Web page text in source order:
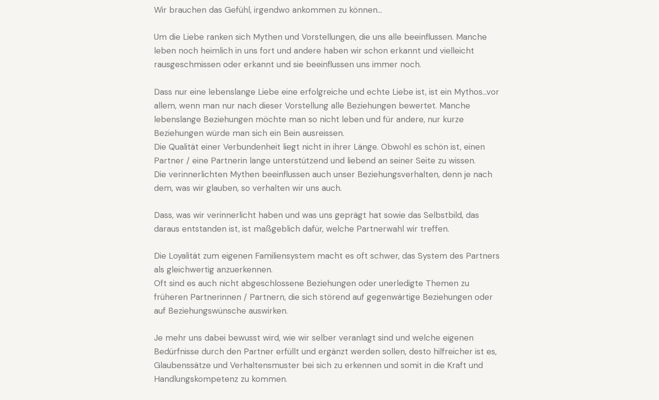
Wir brauchen das Gefühl, irgendwo ankommen zu können…
Um die Liebe ranken sich Mythen und Vorstellungen, die uns alle beeinflussen. Manche
leben noch heimlich in uns fort und andere haben wir schon erkannt und vielleicht
rausgeschmissen oder erkannt und sie beeinflussen uns immer noch.
Dass nur eine lebenslange Liebe eine erfolgreiche und echte Liebe ist, ist ein Mythos…vor
allem, wenn man nur nach dieser Vorstellung alle Beziehungen bewertet. Manche
lebenslange Beziehungen möchte man so nicht leben und für andere, nur kurze
Beziehungen würde man sich ein Bein ausreissen.
Die Qualität einer Verbundenheit liegt nicht in ihrer Länge. Obwohl es schön ist, einen
Partner / eine Partnerin lange unterstützend und liebend an seiner Seite zu wissen.
Die verinnerlichten Mythen beeinflussen auch unser Beziehungsverhalten, denn je nach
dem, was wir glauben, so verhalten wir uns auch.
Dass, was wir verinnerlicht haben und was uns geprägt hat sowie das Selbstbild, das
daraus entstanden ist, ist maßgeblich dafür, welche Partnerwahl wir treffen.
Die Loyalität zum eigenen Familiensystem macht es oft schwer, das System des Partners
als gleichwertig anzuerkennen.
Oft sind es auch nicht abgeschlossene Beziehungen oder unerledigte Themen zu
früheren Partnerinnen / Partnern, die sich störend auf gegenwärtige Beziehungen oder
auf Beziehungswünsche auswirken.
Je mehr uns dabei bewusst wird, wie wir selber veranlagt sind und welche eigenen
Bedürfnisse durch den Partner erfüllt und ergänzt werden sollen, desto hilfreicher ist es,
Glaubenssätze und Verhaltensmuster bei sich zu erkennen und somit in die Kraft und
Handlungskompetenz zu kommen.